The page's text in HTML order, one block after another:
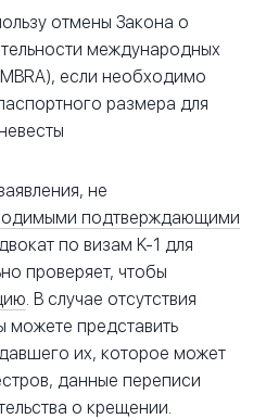
отмены Закона о
международных
если необходимо
размера для
не
подтверждающими
по визам K-1 для
проверяет, чтобы
. В случае отсутствия
можете представить
их, которое может
данные переписи
о крещении.